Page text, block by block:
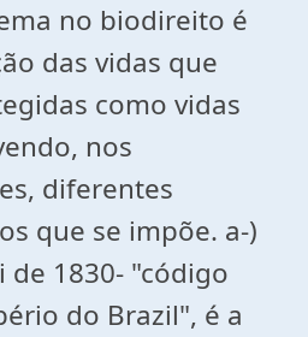
no biodireito é
das vidas que
como vidas
nos
diferentes
que se impõe. a-)
de 1830- "código
do Brazil", é a